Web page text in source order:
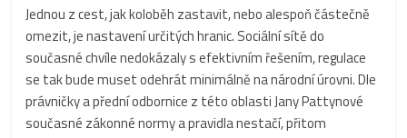
Jednou z cest, jak koloběh zastavit, nebo alespoň částečně
omezit, je nastavení určitých hranic. Sociální sítě do
současné chvíle nedokázaly s efektivním řešením, regulace
se tak bude muset odehrát minimálně na národní úrovni. Dle
právničky a přední odbornice z této oblasti Jany Pattynové
současné zákonné normy a pravidla nestačí, přitom